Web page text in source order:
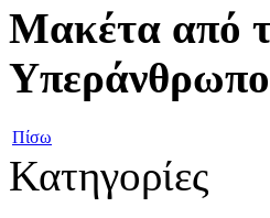
Μακέτα από
Πίσω
Κατηγορίες